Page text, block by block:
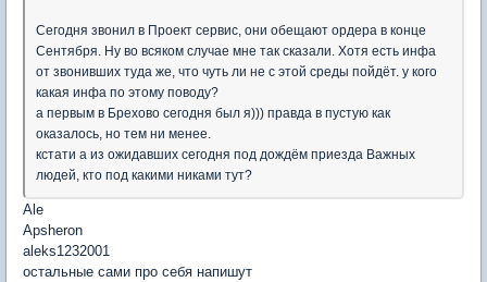
Сегодня звонил в Проект сервис, они обещают ордера в конце
Сентября. Ну во всяком случае мне так сказали. Хотя есть инфа
от звонивших туда же, что чуть ли не с этой среды пойдёт. у кого
какая инфа по этому поводу?
а первым в Брехово сегодня был я))) правда в пустую как
оказалось, но тем ни менее.
кстати а из ожидавших сегодня под дождём приезда Важных
людей, кто под какими никами тут?
Ale
Apsheron
aleks1232001
остальные сами про себя напишут